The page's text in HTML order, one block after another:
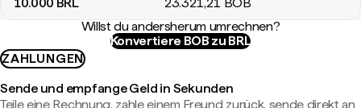
Willst du andersherum umrechnen?
Konvertiere BOB zu BRL
ZAHLUNGEN
Sende und empfange Geld in Sekunden
Teile eine Rechnung, zahle einem Freund zurück, sende direkt an